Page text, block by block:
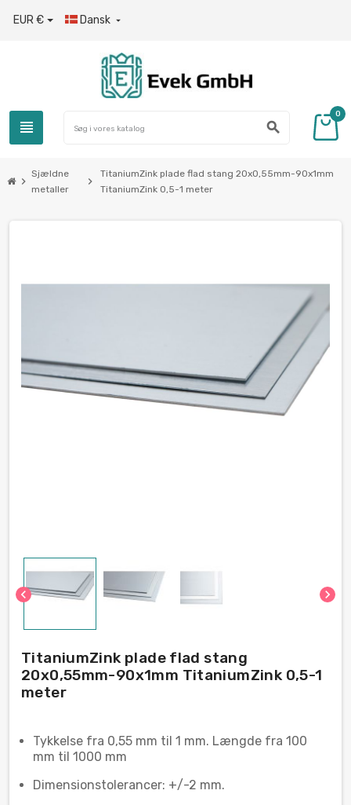
EUR € Dansk 
view_headline search
0
chevron_right
Sjældne
metaller
chevron_right
TitaniumZink plade flad stang 20x0,55mm-90x1mm
TitaniumZink 0,5-1 meter
chevron_left chevron_right
TitaniumZink plade flad stang
20x0,55mm-90x1mm TitaniumZink 0,5-1
meter
Tykkelse fra 0,55 mm til 1 mm. Længde fra 100
mm til 1000 mm
Dimensionstolerancer: +/-2 mm.